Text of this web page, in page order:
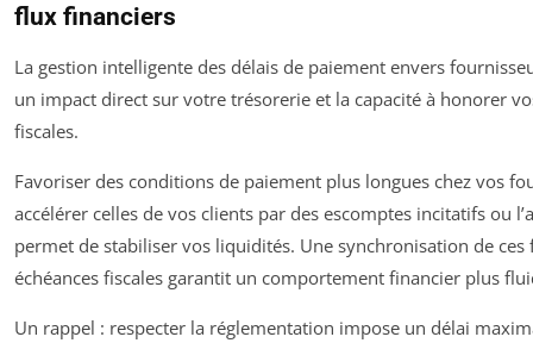
flux financiers
La gestion intelligente des délais de paiement envers
un impact direct sur votre trésorerie et la capacité à honorer
fiscales.
Favoriser des conditions de paiement plus longues chez vos
accélérer celles de vos clients par des escomptes incitatifs ou
permet de stabiliser vos liquidités. Une synchronisation de ces
échéances fiscales garantit un comportement financier plus
Un rappel : respecter la réglementation impose un délai